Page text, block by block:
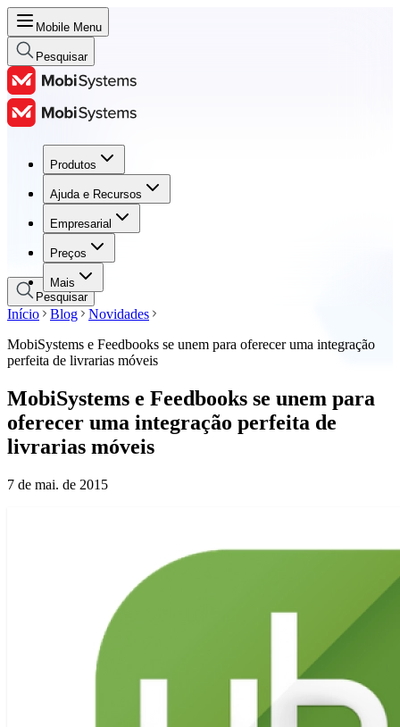
Mobile Menu
Pesquisar
Produtos
Ajuda e Recursos
Empresarial
Preços
Mais
Produtos
Ajuda e Recursos
Empresarial
Preços
Pesquisar
Início Blog
Novidades
MobiSystems e Feedbooks se unem para oferecer uma integração
perfeita de livrarias móveis
MobiSystems e Feedbooks se unem para
oferecer uma integração perfeita de
livrarias móveis
7 de mai. de 2015